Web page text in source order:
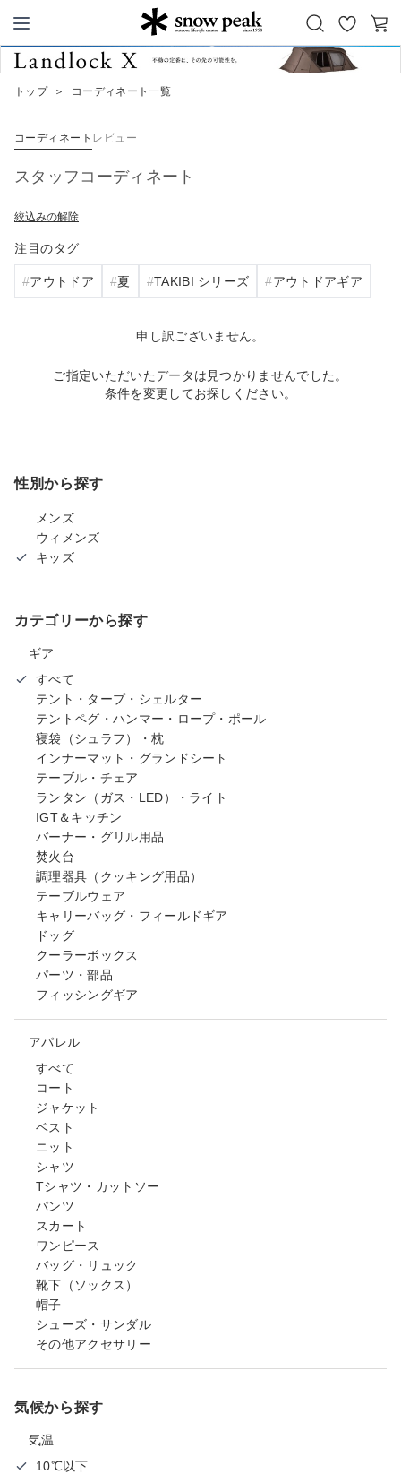
Snow Peak
お
気
カ
トップ ＞ コーディネート一覧
コーディネート レビュー
スタッフコーディネート
絞込みの解除
注目のタグ
アウトドア 夏 TAKIBI シリーズ アウトドアギア
申し訳ございません。
ご指定いただいたデータは見つかりませんでした。
条件を変更してお探しください。
性別から探す
メンズ
ウィメンズ
キッズ
カテゴリーから探す
ギア
すべて
テント・タープ・シェルター
テントペグ・ハンマー・ロープ・ポール
寝袋（シュラフ）・枕
インナーマット・グランドシート
テーブル・チェア
ランタン（ガス・LED）・ライト
IGT＆キッチン
バーナー・グリル用品
焚火台
調理器具（クッキング用品）
テーブルウェア
キャリーバッグ・フィールドギア
ドッグ
クーラーボックス
パーツ・部品
フィッシングギア
アパレル
すべて
コート
ジャケット
ベスト
ニット
シャツ
Tシャツ・カットソー
パンツ
スカート
ワンピース
バッグ・リュック
靴下（ソックス）
帽子
シューズ・サンダル
その他アクセサリー
気候から探す
気温
10℃以下